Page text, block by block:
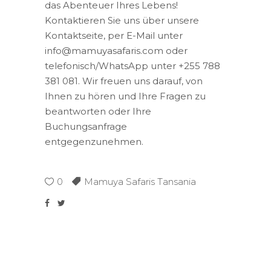
das Abenteuer Ihres Lebens!
Kontaktieren Sie uns über unsere
Kontaktseite, per E-Mail unter
info@mamuyasafaris.com oder
telefonisch/WhatsApp unter +255 788
381 081. Wir freuen uns darauf, von
Ihnen zu hören und Ihre Fragen zu
beantworten oder Ihre
Buchungsanfrage
entgegenzunehmen.
0 Mamuya Safaris Tansania